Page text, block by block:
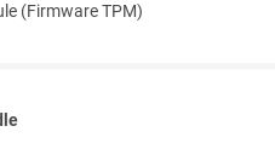
(Firmware TPM)